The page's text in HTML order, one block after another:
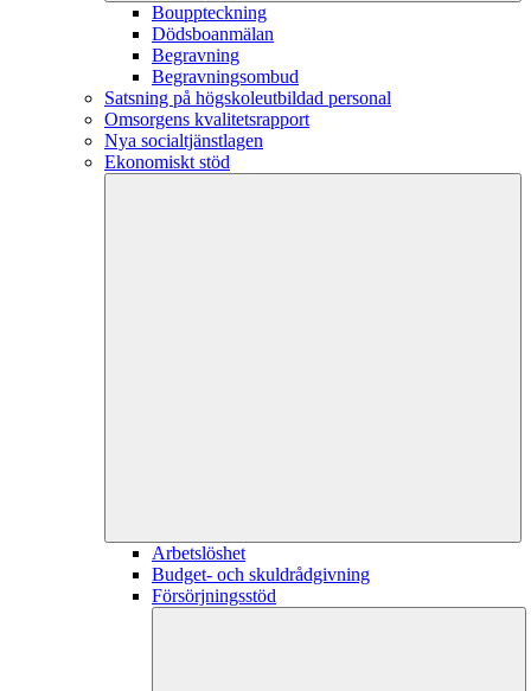
Bouppteckning
Dödsboanmälan
Begravning
Begravningsombud
Satsning på högskoleutbildad personal
Omsorgens kvalitetsrapport
Nya socialtjänstlagen
Ekonomiskt stöd
Arbetslöshet
Budget- och skuldrådgivning
Försörjningsstöd